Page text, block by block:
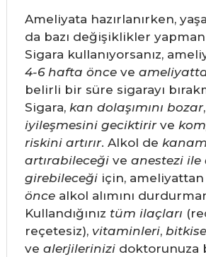
Ameliyata hazırlanırken,
da bazı değişiklikler
Sigara kullanıyorsanız,
4-6 hafta önceve
belirli bir süre sigarayı
Sigara, kan dolaşımını bozar,
iyileşmesini geciktirirve
riskini artırır. Alkol de
artırabileceğive anestezi ile
girebileceğiiçin, ameliyattan
öncealkol alımını
Kullandığınız tüm ilaçları
reçetesiz), vitaminleri,
ve alerjilerinizidoktorunuza